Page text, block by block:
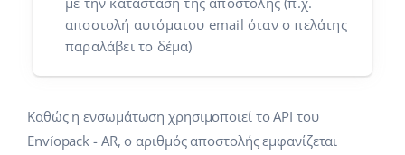
αποστολή αυτόματου email όταν ο πελάτης
παραλάβει το δέμα)
Καθώς η ενσωμάτωση χρησιμοποιεί το API του
Envíopack - AR, ο αριθμός αποστολής εμφανίζεται